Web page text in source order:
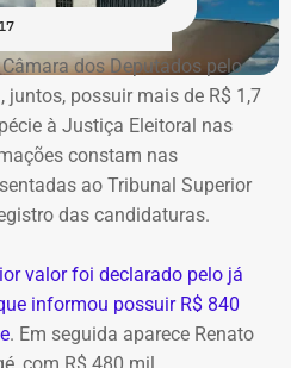
a operação era feita de
na chegada do
Refit postergava de
empresa só deveria pagar o
para o consumidor final,
acordo com a investigação.
Octávio Guedes, do portal
dos Deputados pelo
juntos, possuir mais de R$ 1,7
à Justiça Eleitoral nas
constam nas
ao Tribunal Superior
das candidaturas.
valor foi declarado pelo já
informou possuir R$ 840
. Em seguida aparece Renato